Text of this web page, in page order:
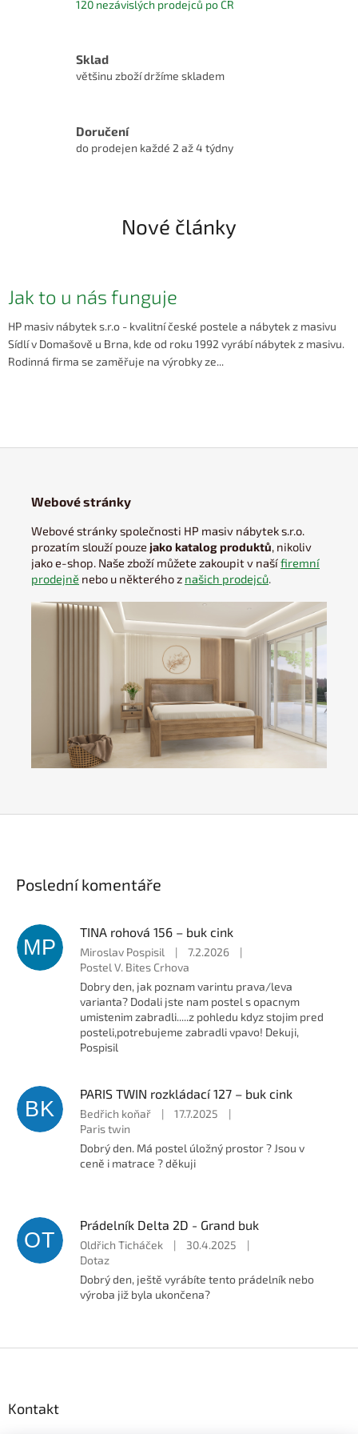
120 nezávislých prodejců po ČR
Sklad
většinu zboží držíme skladem
Doručení
do prodejen každé 2 až 4 týdny
Nové články
Jak to u nás funguje
HP masiv nábytek s.r.o - kvalitní české postele a nábytek z masivu
Sídlí v Domašově u Brna, kde od roku 1992 vyrábí nábytek z masivu.
Rodinná firma se zaměřuje na výrobky ze...
Webové stránky
Webové stránky společnosti HP masiv nábytek s.r.o.
prozatím slouží pouze jako katalog produktů, nikoliv
jako e-shop. Naše zboží můžete zakoupit v našífiremní
prodejně nebo u některého z našich prodejců.
Poslední komentáře
MP
TINA rohová 156 – buk cink
Miroslav Pospisil | 7.2.2026
|
Postel V. Bites Crhova
Dobry den, jak poznam varintu prava/leva
varianta? Dodali jste nam postel s opacnym
umistenim zabradli.....z pohledu kdyz stojim pred
posteli,potrebujeme zabradli vpavo! Dekuji,
Pospisil
BK
PARIS TWIN rozkládací 127 – buk cink
Bedřich koňař | 17.7.2025
|
Paris twin
Dobrý den. Má postel úložný prostor ? Jsou v
ceně i matrace ? děkuji
OT
Prádelník Delta 2D - Grand buk
Oldřich Ticháček | 30.4.2025
|
Dotaz
Dobrý den, ještě vyrábíte tento prádelník nebo
výroba již byla ukončena?
Kontakt